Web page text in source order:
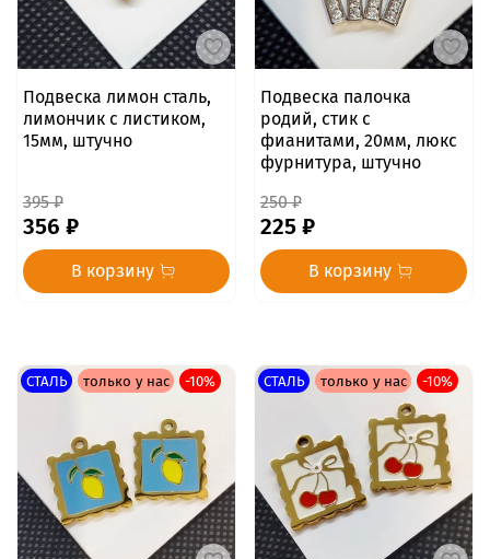
Подвеска лимон сталь,
лимончик с листиком,
15мм, штучно
395 ₽
356 ₽
В корзину
Подвеска палочка
родий, стик с
фианитами, 20мм, люкс
фурнитура, штучно
250 ₽
225 ₽
В корзину
СТАЛЬ только у нас -10% СТАЛЬ только у нас -10%